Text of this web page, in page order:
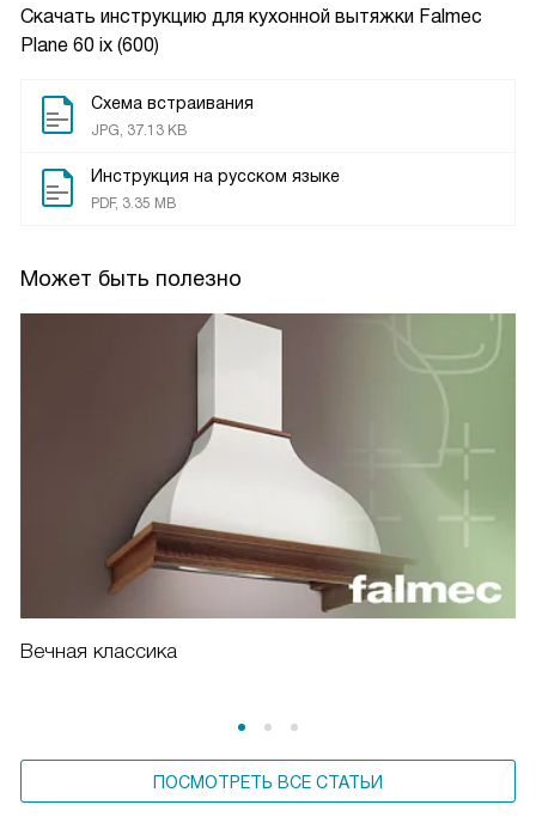
Скачать инструкцию для кухонной вытяжки Falmec
Plane 60 ix (600)
Схема встраивания
JPG, 37.13 KB
Инструкция на русском языке
PDF, 3.35 MB
Может быть полезно
Вечная классика
ПОСМОТРЕТЬ ВСЕ СТАТЬИ